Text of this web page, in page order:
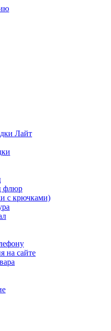
Лайт
флюр
с крючками)
на сайте